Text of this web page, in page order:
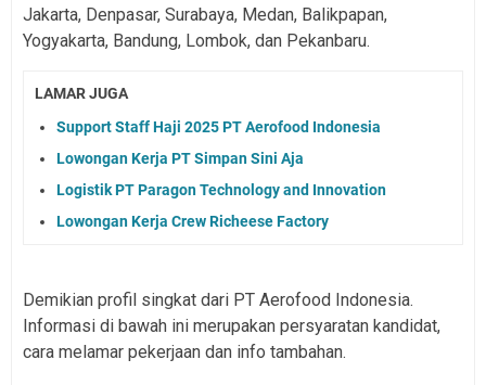
Jakarta, Denpasar, Surabaya, Medan, Balikpapan,
Yogyakarta, Bandung, Lombok, dan Pekanbaru.
LAMAR JUGA
Support Staff Haji 2025 PT Aerofood Indonesia
Lowongan Kerja PT Simpan Sini Aja
Logistik PT Paragon Technology and Innovation
Lowongan Kerja Crew Richeese Factory
Demikian profil singkat dari PT Aerofood Indonesia.
Informasi di bawah ini merupakan persyaratan kandidat,
cara melamar pekerjaan dan info tambahan.